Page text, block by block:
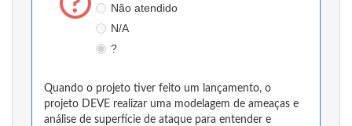
Não atendido
N/A
?
Quando o projeto tiver feito um lançamento, o
projeto DEVE realizar uma modelagem de ameaças e
análise de superfície de ataque para entender e